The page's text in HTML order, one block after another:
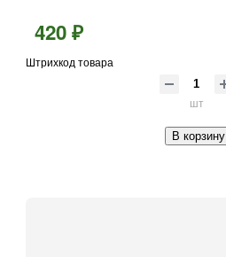
420 ₽
Штрихкод товара
шт
В корзину